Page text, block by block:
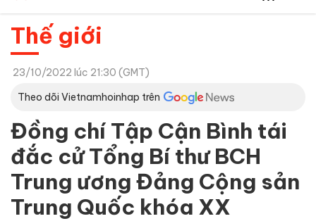
Thế giới
23/10/2022 lúc 21:30 (GMT)
Theo dõi Vietnamhoinhap trên
Đồng chí Tập Cận Bình tái
đắc cử Tổng Bí thư BCH
Trung ương Đảng Cộng sản
Trung Quốc khóa XX